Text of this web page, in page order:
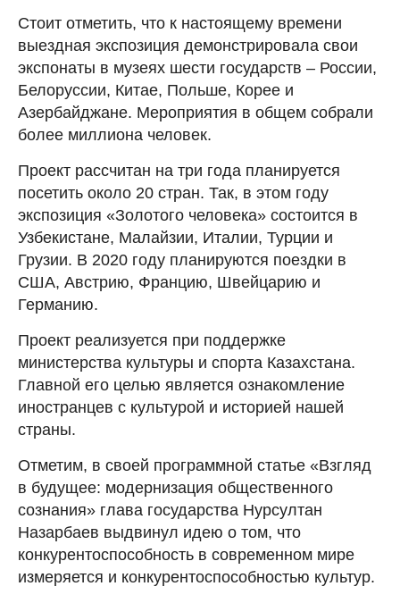
Стоит отметить, что к настоящему времени
выездная экспозиция демонстрировала свои
экспонаты в музеях шести государств – России,
Белоруссии, Китае, Польше, Корее и
Азербайджане. Мероприятия в общем собрали
более миллиона человек.
Проект рассчитан на три года планируется
посетить около 20 стран. Так, в этом году
экспозиция «Золотого человека» состоится в
Узбекистане, Малайзии, Италии, Турции и
Грузии. В 2020 году планируются поездки в
США, Австрию, Францию, Швейцарию и
Германию.
Проект реализуется при поддержке
министерства культуры и спорта Казахстана.
Главной его целью является ознакомление
иностранцев с культурой и историей нашей
страны.
Отметим, в своей программной статье «Взгляд
в будущее: модернизация общественного
сознания» глава государства Нурсултан
Назарбаев выдвинул идею о том, что
конкурентоспособность в современном мире
измеряется и конкурентоспособностью культур.